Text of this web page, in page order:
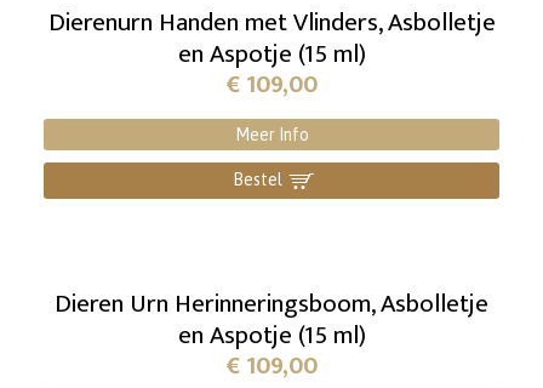
Dierenurn Handen met Vlinders, Asbolletje
en Aspotje (15 ml)
€109,00
Meer Info
Bestel ]
Dieren Urn Herinneringsboom, Asbolletje
en Aspotje (15 ml)
€109,00